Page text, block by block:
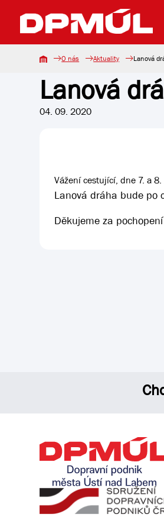
Uzavření mostu Dr. E.
Lanová dráha
Základní údaje
O nás Aktuality Lanová
Lanová
04. 09. 2020
Vážení cestující, dne 7. a
Lanová dráha bude po
Děkujeme za